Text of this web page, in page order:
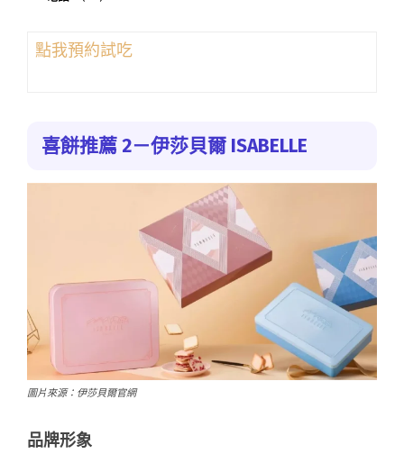
點我預約試吃
喜餅推薦 2－伊莎貝爾 ISABELLE
圖片來源：伊莎貝爾官網
品牌形象